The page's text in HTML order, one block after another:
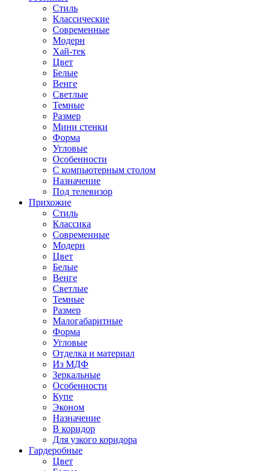
Стиль
Классические
Современные
Модерн
Хай-тек
Цвет
Белые
Венге
Светлые
Темные
Размер
Мини стенки
Форма
Угловые
Особенности
С компьютерным столом
Назначение
Под телевизор
Прихожие
Стиль
Классика
Современные
Модерн
Цвет
Белые
Венге
Светлые
Темные
Размер
Малогабаритные
Форма
Угловые
Отделка и материал
Из МДФ
Зеркальные
Особенности
Купе
Эконом
Назначение
В коридор
Для узкого коридора
Гардеробные
Цвет